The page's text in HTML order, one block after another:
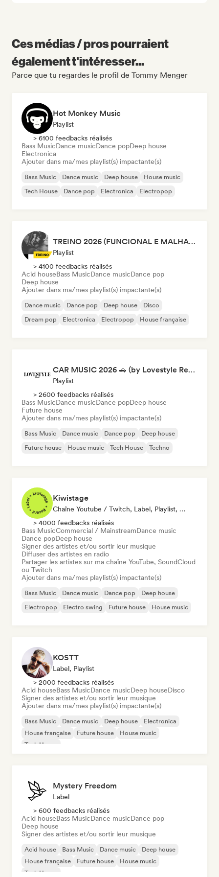
Ces médias / pros pourraient
également t'intéresser...
Parce que tu regardes le profil de Tommy Menger
Hot Monkey Music
Playlist
> 6100 feedbacks réalisés
Bass MusicDance musicDance popDeep house
Electronica
Ajouter dans ma/mes playlist(s) impactante(s)
Bass Music Dance music Deep house
House music
Tech House
Dance pop Electronica Electropop
TREINO 2026 (FUNCIONAL E MALHAÇÃO)
Playlist
> 4100 feedbacks réalisés
Acid houseBass MusicDance musicDance pop
Deep house
Ajouter dans ma/mes playlist(s) impactante(s)
Dance music Dance pop Deep house
Disco
Dream pop
Electronica Electropop House française
CAR MUSIC 2026 🚗 (by Lovestyle Records)
Playlist
> 2600 feedbacks réalisés
Bass MusicDance musicDance popDeep house
Future house
Ajouter dans ma/mes playlist(s) impactante(s)
Bass Music Dance music Dance pop
Deep house
Future house
House music Tech House Techno
Kiwistage
Chaîne Youtube / Twitch, Label, Playlist, Radio
> 4000 feedbacks réalisés
Bass MusicCommercial / MainstreamDance music
Dance popDeep house
Signer des artistes et/ou sortir leur musique
Diffuser des artistes en radio
Partager les artistes sur ma chaîne YouTube, SoundCloud
ou Twitch
Ajouter dans ma/mes playlist(s) impactante(s)
Bass Music Dance music Dance pop
Deep house
Electropop
Electro swing Future house House music
KOSTT
Label, Playlist
> 2000 feedbacks réalisés
Acid houseBass MusicDance musicDeep houseDisco
Signer des artistes et/ou sortir leur musique
Ajouter dans ma/mes playlist(s) impactante(s)
Bass Music Dance music Deep house
Electronica
House française
Future house
House music
Tech House
Mystery Freedom
Label
> 600 feedbacks réalisés
Acid houseBass MusicDance musicDance pop
Deep house
Signer des artistes et/ou sortir leur musique
Acid house Bass Music Dance music
Deep house
House française
Future house
House music
Tech House